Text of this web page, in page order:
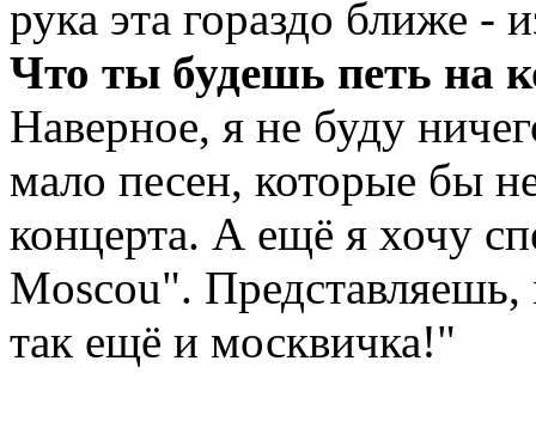
рука эта гораздо ближе -
Что ты будешь петь на
Наверное, я не буду
мало песен, которые бы
концерта. А ещё я хочу
Moscou". Представляешь,
так ещё и москвичка!"